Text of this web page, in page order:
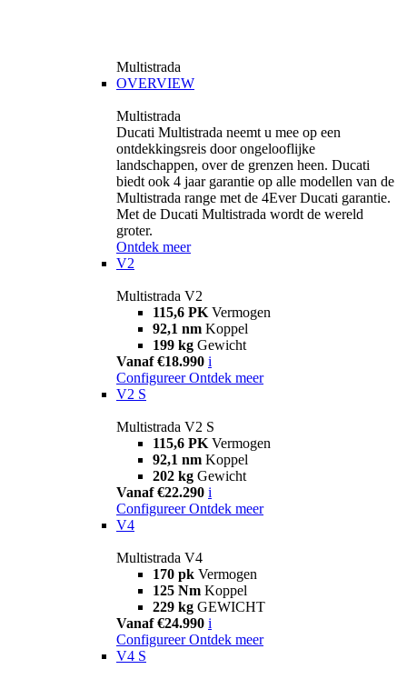
Multistrada
OVERVIEW
Multistrada
Ducati Multistrada neemt u mee op een
ontdekkingsreis door ongelooflijke
landschappen, over de grenzen heen. Ducati
biedt ook 4 jaar garantie op alle modellen van de
Multistrada range met de 4Ever Ducati garantie.
Met de Ducati Multistrada wordt de wereld
groter.
Ontdek meer
V2
Multistrada V2
115,6 PK Vermogen
92,1 nm Koppel
199 kg Gewicht
Vanaf €18.990 i
Configureer Ontdek meer
V2 S
Multistrada V2 S
115,6 PK Vermogen
92,1 nm Koppel
202 kg Gewicht
Vanaf €22.290 i
Configureer Ontdek meer
V4
Multistrada V4
170 pk Vermogen
125 Nm Koppel
229 kg GEWICHT
Vanaf €24.990 i
Configureer Ontdek meer
V4 S